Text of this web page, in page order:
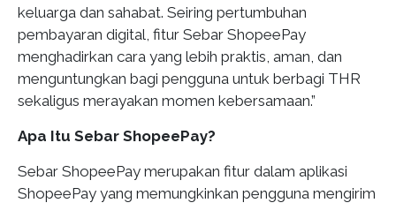
keluarga dan sahabat. Seiring pertumbuhan
pembayaran digital, fitur Sebar ShopeePay
menghadirkan cara yang lebih praktis, aman, dan
menguntungkan bagi pengguna untuk berbagi THR
sekaligus merayakan momen kebersamaan.”
Apa Itu Sebar ShopeePay?
Sebar ShopeePay merupakan fitur dalam aplikasi
ShopeePay yang memungkinkan pengguna mengirim